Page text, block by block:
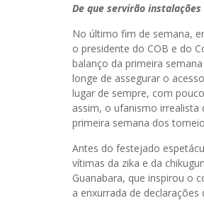
De que servirão
No último fim de semana,
o presidente do COB e do
balanço da primeira
longe de assegurar o
lugar de sempre, com
assim, o ufanismo irrealista
primeira semana dos
Antes do festejado
vítimas da zika e da
Guanabara, que inspirou o
a enxurrada de